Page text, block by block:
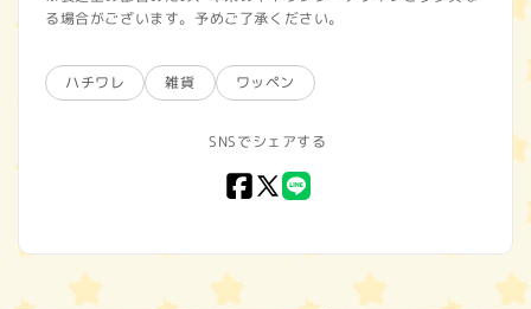
る場合がございます。予めご了承ください。
ハチワレ 雑貨 ワッペン
SNSでシェアする
Facebook
X